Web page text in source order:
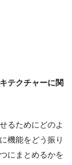
テクチャーに関
るためにどのよ
機能をどう振り
にまとめるかを